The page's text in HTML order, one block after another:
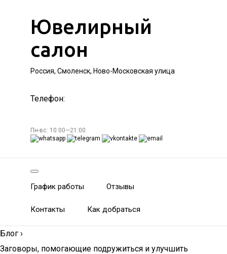
Ювелирный
салон
Россия, Смоленск, Ново-Московская улица
Телефон:
Пн-вс: 10:00—21:00
График работы Отзывы
Контакты Как добраться
Блог ›
Заговоры, помогающие подружиться и улучшить